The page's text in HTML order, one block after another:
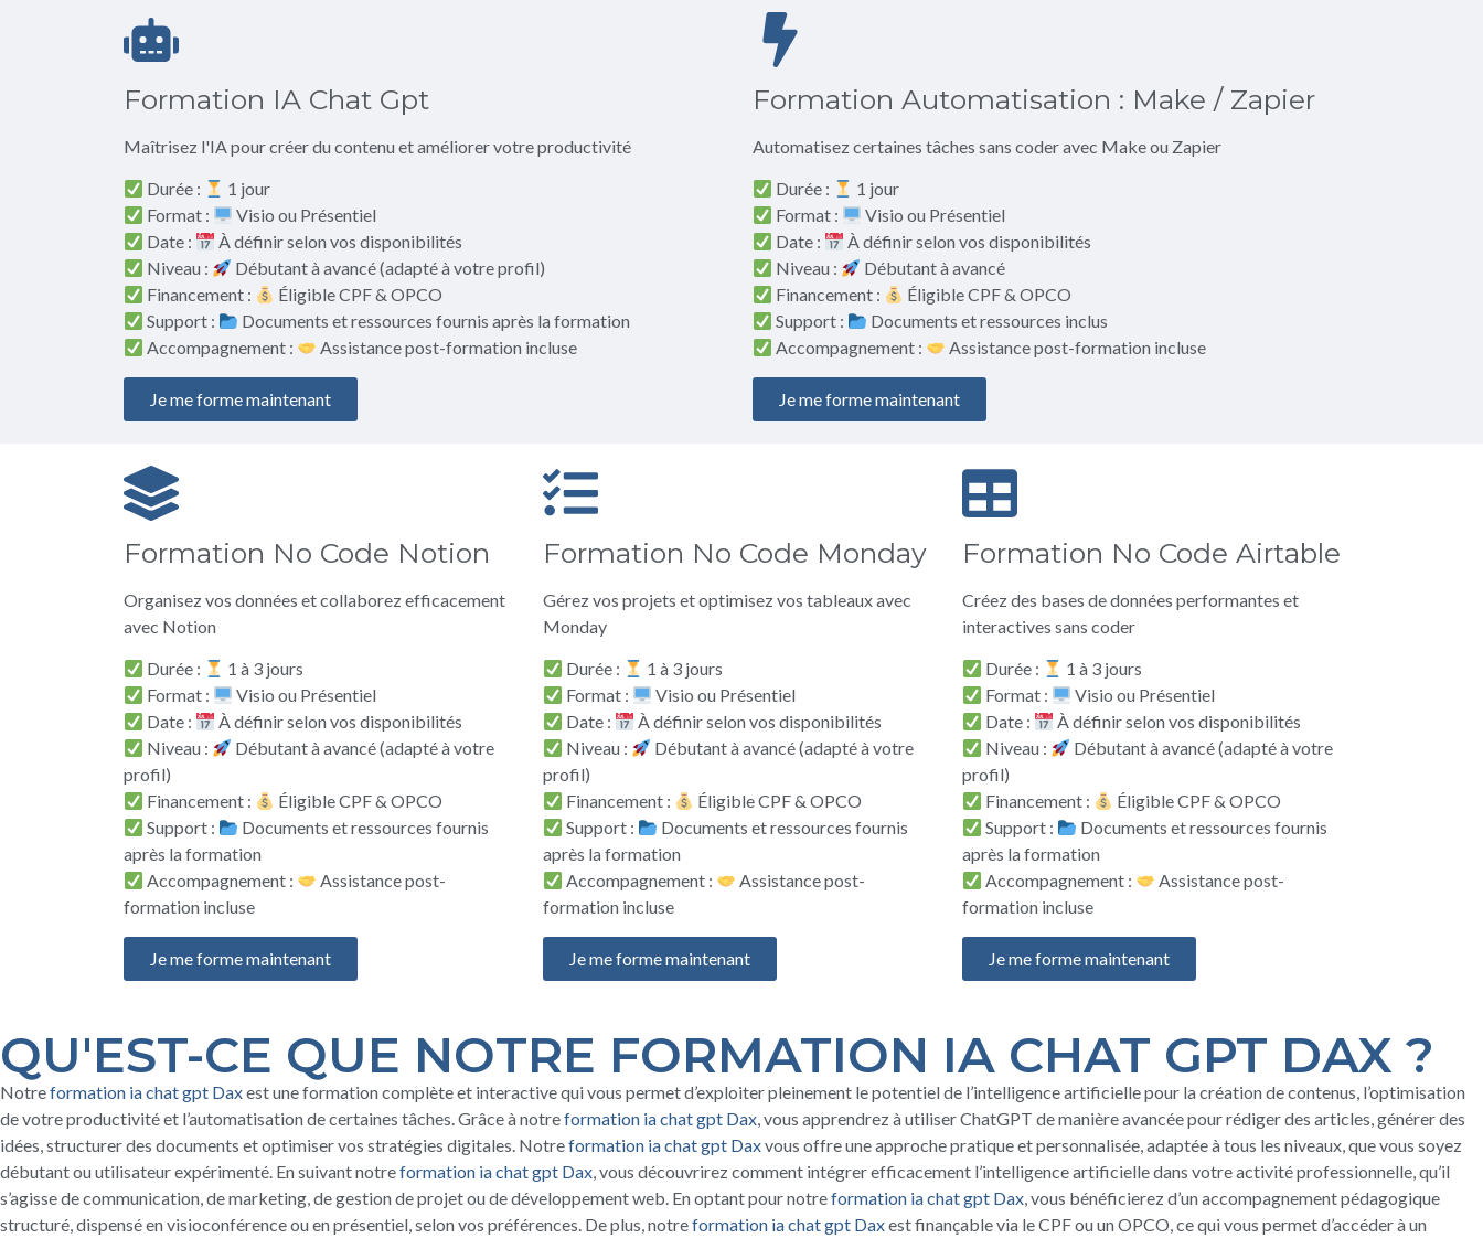
Formation IA Chat Gpt
Maîtrisez l'IA pour créer du contenu et améliorer votre productivité
Durée :
1 jour
Format :
Visio ou Présentiel
Date :
À définir selon vos disponibilités
Niveau :
Débutant à avancé (adapté à votre profil)
Financement :
Éligible CPF & OPCO
Support :
Documents et ressources fournis après la formation
Accompagnement :
Assistance post-formation incluse
Je me forme maintenant
Formation Automatisation : Make / Zapier
Automatisez certaines tâches sans coder avec Make ou Zapier
Durée :
1 jour
Format :
Visio ou Présentiel
Date :
À définir selon vos disponibilités
Niveau :
Débutant à avancé
Financement :
Éligible CPF & OPCO
Support :
Documents et ressources inclus
Accompagnement :
Assistance post-formation incluse
Je me forme maintenant
Formation No Code Notion
Organisez vos données et collaborez efficacement
avec Notion
Durée :
1 à 3 jours
Format :
Visio ou Présentiel
Date :
À définir selon vos disponibilités
Niveau :
Débutant à avancé (adapté à votre
profil)
Financement :
Éligible CPF & OPCO
Support :
Documents et ressources fournis
après la formation
Accompagnement :
Assistance post-
formation incluse
Je me forme maintenant
Formation No Code Monday
Gérez vos projets et optimisez vos tableaux avec
Monday
Durée :
1 à 3 jours
Format :
Visio ou Présentiel
Date :
À définir selon vos disponibilités
Niveau :
Débutant à avancé (adapté à votre
profil)
Financement :
Éligible CPF & OPCO
Support :
Documents et ressources fournis
après la formation
Accompagnement :
Assistance post-
formation incluse
Je me forme maintenant
Formation No Code Airtable
Créez des bases de données performantes et
interactives sans coder
Durée :
1 à 3 jours
Format :
Visio ou Présentiel
Date :
À définir selon vos disponibilités
Niveau :
Débutant à avancé (adapté à votre
profil)
Financement :
Éligible CPF & OPCO
Support :
Documents et ressources fournis
après la formation
Accompagnement :
Assistance post-
formation incluse
Je me forme maintenant
QU'EST-CE QUE NOTRE FORMATION IA CHAT GPT DAX ?
Notreformation ia chat gpt Daxest une formation complète et interactive qui vous permet d’exploiter pleinement le potentiel de l’intelligence artificielle pour la création de contenus, l’optimisation
de votre productivité et l’automatisation de certaines tâches. Grâce à notreformation ia chat gpt Dax , vous apprendrez à utiliser ChatGPT de manière avancée pour rédiger des articles, générer des
idées, structurer des documents et optimiser vos stratégies digitales. Notreformation ia chat gpt Daxvous offre une approche pratique et personnalisée, adaptée à tous les niveaux, que vous soyez
débutant ou utilisateur expérimenté. En suivant notreformation ia chat gpt Dax , vous découvrirez comment intégrer efficacement l’intelligence artificielle dans votre activité professionnelle, qu’il
s’agisse de communication, de marketing, de gestion de projet ou de développement web. En optant pour notreformation ia chat gpt Dax , vous bénéficierez d’un accompagnement pédagogique
structuré, dispensé en visioconférence ou en présentiel, selon vos préférences. De plus, notreformation ia chat gpt Daxest finançable via le CPF ou un OPCO, ce qui vous permet d’accéder à un